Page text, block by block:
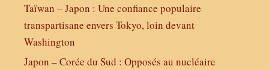
Taïwan – Japon : Une confiance populaire
transpartisane envers Tokyo, loin devant
Washington
Japon – Corée du Sud : Opposés au nucléaire